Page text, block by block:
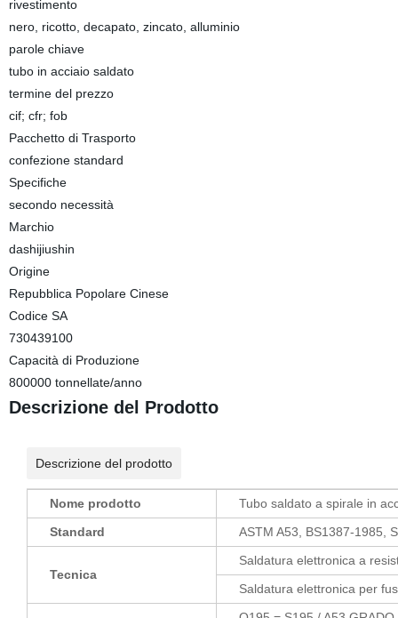
rivestimento
nero, ricotto, decapato, zincato, alluminio
parole chiave
tubo in acciaio saldato
termine del prezzo
cif; cfr; fob
Pacchetto di Trasporto
confezione standard
Specifiche
secondo necessità
Marchio
dashijiushin
Origine
Repubblica Popolare Cinese
Codice SA
730439100
Capacità di Produzione
800000 tonnellate/anno
Descrizione del Prodotto
Descrizione del prodotto
Nome prodotto
Tubo saldato a spirale in
Standard
ASTM A53, BS1387-1985,
Tecnica
Saldatura elettronica a
Saldatura elettronica per